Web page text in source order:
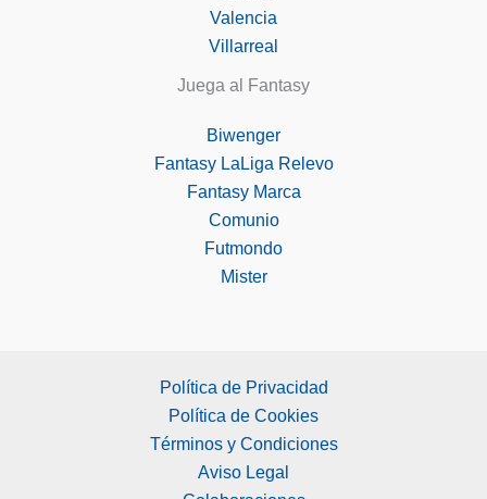
Valencia
Villarreal
Juega al Fantasy
Biwenger
Fantasy LaLiga Relevo
Fantasy Marca
Comunio
Futmondo
Mister
Política de Privacidad
Política de Cookies
Términos y Condiciones
Aviso Legal